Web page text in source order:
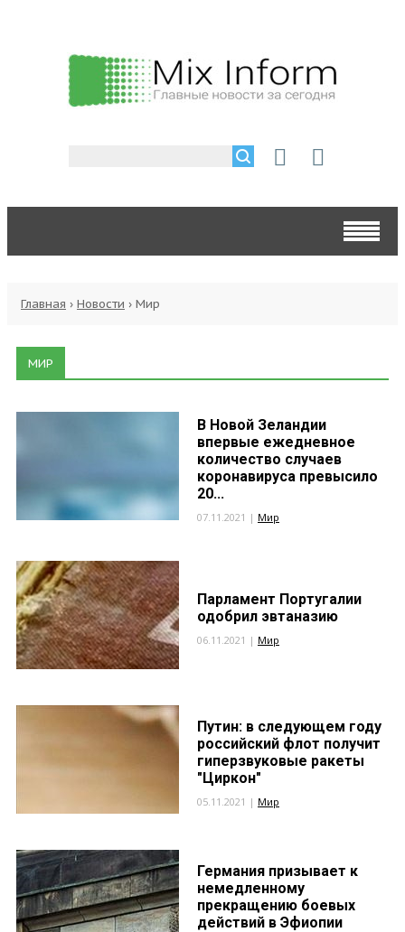
Главная › Новости › Мир
МИР
В Новой Зеландии
впервые ежедневное
количество случаев
коронавируса превысило
20...
07.11.2021 | Мир
Парламент Португалии
одобрил эвтаназию
06.11.2021 | Мир
Путин: в следующем году
российский флот получит
гиперзвуковые ракеты
"Циркон"
05.11.2021 | Мир
Германия призывает к
немедленному
прекращению боевых
действий в Эфиопии